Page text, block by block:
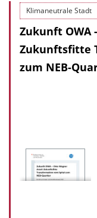
Klimaneutrale Stadt
Zukunft OWA
Zukunftsfitte
zum NEB-